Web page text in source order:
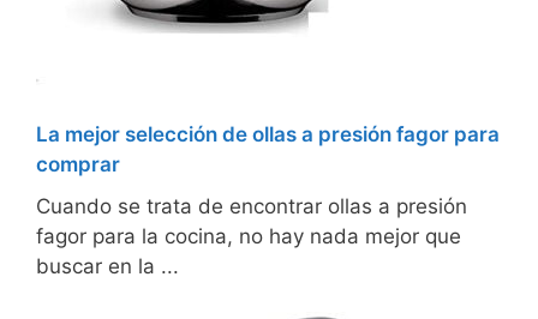
La mejor selección de ollas a presión fagor para
comprar
Cuando se trata de encontrar ollas a presión
fagor para la cocina, no hay nada mejor que
buscar en la ...